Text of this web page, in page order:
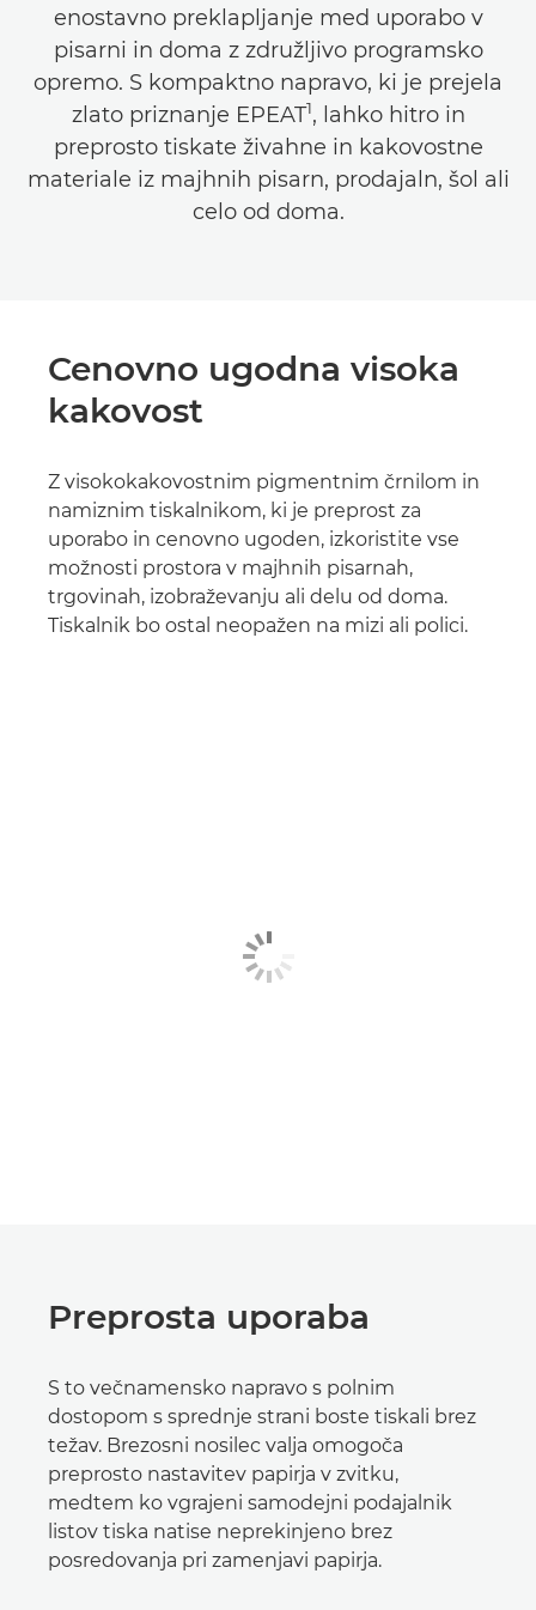
enostavno preklapljanje med uporabo v
pisarni in doma z združljivo programsko
opremo. S kompaktno napravo, ki je prejela
zlato priznanje EPEAT1, lahko hitro in
preprosto tiskate živahne in kakovostne
materiale iz majhnih pisarn, prodajaln, šol ali
celo od doma.
Cenovno ugodna visoka
kakovost
Z visokokakovostnim pigmentnim črnilom in
namiznim tiskalnikom, ki je preprost za
uporabo in cenovno ugoden, izkoristite vse
možnosti prostora v majhnih pisarnah,
trgovinah, izobraževanju ali delu od doma.
Tiskalnik bo ostal neopažen na mizi ali polici.
Preprosta uporaba
S to večnamensko napravo s polnim
dostopom s sprednje strani boste tiskali brez
težav. Brezosni nosilec valja omogoča
preprosto nastavitev papirja v zvitku,
medtem ko vgrajeni samodejni podajalnik
listov tiska natise neprekinjeno brez
posredovanja pri zamenjavi papirja.